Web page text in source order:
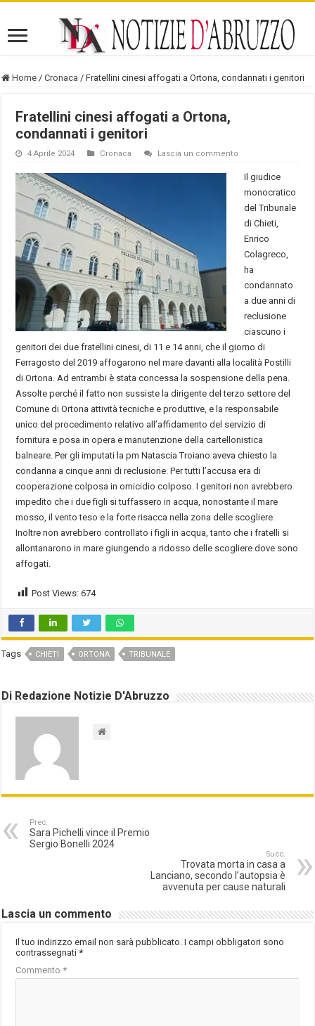
Home / Cronaca / Fratellini cinesi affogati a Ortona, condannati i genitori
Fratellini cinesi affogati a Ortona,
condannati i genitori
4 Aprile 2024 Cronaca Lascia un commento
Il giudice
monocratico
del Tribunale
di Chieti,
Enrico
Colagreco,
ha
condannato
a due anni di
reclusione
ciascuno i
genitori dei due fratellini cinesi, di 11 e 14 anni, che il giorno di
Ferragosto del 2019 affogarono nel mare davanti alla località Postilli
di Ortona. Ad entrambi è stata concessa la sospensione della pena.
Assolte perché il fatto non sussiste la dirigente del terzo settore del
Comune di Ortona attività tecniche e produttive, e la responsabile
unico del procedimento relativo all’affidamento del servizio di
fornitura e posa in opera e manutenzione della cartellonistica
balneare. Per gli imputati la pm Natascia Troiano aveva chiesto la
condanna a cinque anni di reclusione. Per tutti l’accusa era di
cooperazione colposa in omicidio colposo. I genitori non avrebbero
impedito che i due figli si tuffassero in acqua, nonostante il mare
mosso, il vento teso e la forte risacca nella zona delle scogliere.
Inoltre non avrebbero controllato i figli in acqua, tanto che i fratelli si
allontanarono in mare giungendo a ridosso delle scogliere dove sono
affogati.
Post Views: 674
Tags CHIETI ORTONA TRIBUNALE
Di Redazione Notizie D'Abruzzo
Prec.
Sara Pichelli vince il Premio
Sergio Bonelli 2024
Succ.
Trovata morta in casa a
Lanciano, secondo l’autopsia è
avvenuta per cause naturali
Lascia un commento
Il tuo indirizzo email non sarà pubblicato. I campi obbligatori sono
contrassegnati*
Commento*